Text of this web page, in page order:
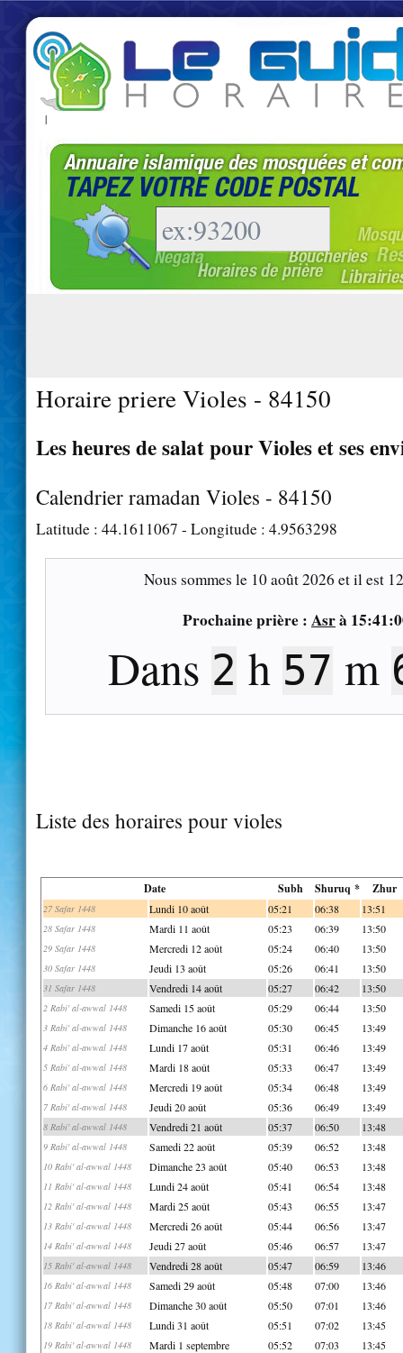
|
Horaire priere Violes - 84150
Les heures de salat pour Violes et ses
Calendrier ramadan Violes - 84150
Latitude : 44.1611067 - Longitude : 4.9563298
Nous sommes le 10 août 2026 et il est
Prochaine prière : Asrà
Dans 2 h 57 m
Liste des horaires pour violes
Date Subh Shuruq * Zhur
27 Safar 1448 Lundi 10 août 05:21 06:38 13:51
28 Safar 1448 Mardi 11 août 05:23 06:39 13:50
29 Safar 1448 Mercredi 12 août 05:24 06:40 13:50
30 Safar 1448 Jeudi 13 août 05:26 06:41 13:50
31 Safar 1448 Vendredi 14 août 05:27 06:42 13:50
2 Rabi' al-awwal 1448 Samedi 15 août 05:29 06:44 13:50
3 Rabi' al-awwal 1448 Dimanche 16 août 05:30 06:45 13:49
4 Rabi' al-awwal 1448 Lundi 17 août 05:31 06:46 13:49
5 Rabi' al-awwal 1448 Mardi 18 août 05:33 06:47 13:49
6 Rabi' al-awwal 1448 Mercredi 19 août 05:34 06:48 13:49
7 Rabi' al-awwal 1448 Jeudi 20 août 05:36 06:49 13:49
8 Rabi' al-awwal 1448 Vendredi 21 août 05:37 06:50 13:48
9 Rabi' al-awwal 1448 Samedi 22 août 05:39 06:52 13:48
10 Rabi' al-awwal 1448 Dimanche 23 août 05:40 06:53 13:48
11 Rabi' al-awwal 1448 Lundi 24 août 05:41 06:54 13:48
12 Rabi' al-awwal 1448 Mardi 25 août 05:43 06:55 13:47
13 Rabi' al-awwal 1448 Mercredi 26 août 05:44 06:56 13:47
14 Rabi' al-awwal 1448 Jeudi 27 août 05:46 06:57 13:47
15 Rabi' al-awwal 1448 Vendredi 28 août 05:47 06:59 13:46
16 Rabi' al-awwal 1448 Samedi 29 août 05:48 07:00 13:46
17 Rabi' al-awwal 1448 Dimanche 30 août 05:50 07:01 13:46
18 Rabi' al-awwal 1448 Lundi 31 août 05:51 07:02 13:45
19 Rabi' al-awwal 1448 Mardi 1 septembre 05:52 07:03 13:45